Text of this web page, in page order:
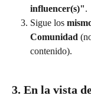
influencer(s)".
Sigue los
Comunidad
contenido).
3. En la vista